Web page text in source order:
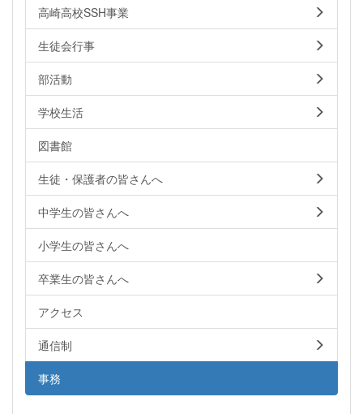
高崎高校SSH事業
生徒会行事
部活動
学校生活
図書館
生徒・保護者の皆さんへ
中学生の皆さんへ
小学生の皆さんへ
卒業生の皆さんへ
アクセス
通信制
事務